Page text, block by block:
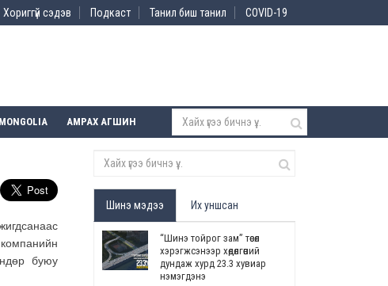
Хориггүй сэдэв Подкаст Танил биш танил COVID-19
АМРАХ АГШИН
буюу
Шинэ мэдээ Их уншсан
“Шинэ тойрог зам” төсөл
хэрэгжсэнээр хөдөлгөөний
дундаж хурд 23.3 хувиар
нэмэгдэнэ